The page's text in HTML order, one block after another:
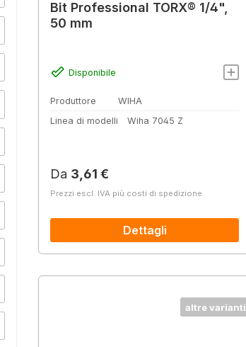
Bit Professional TORX® 1/4",
50 mm
Disponibile
Produttore
WIHA
Linea di modelli
Wiha 7045 Z
Prezzo normale:
Da 3,61 €
Prezzi escl. IVA più costi di spedizione
Dettagli
altre varianti